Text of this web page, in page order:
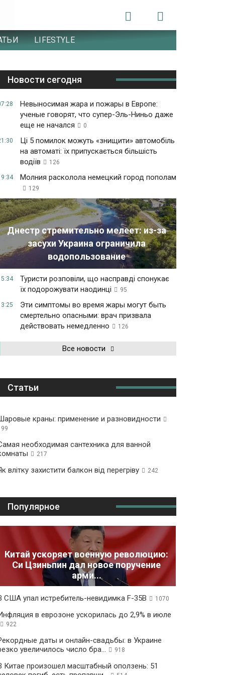
LIFESTYLE
Новости сегодня
Невыносимая жара и пожары в Европе:
ученые говорят, что супер-Эль-Ниньо даже
еще не начался
0
Ці 5 помилок можуть «знищити» автомобіль
на автоматі: їх припускається більшість
водіїв
126
Молния расколола немецкий город пополам
129
Днестр стремительно мелеет: из-за
засухи Украина ограничила
водопользование
Туристи розповіли, що насправді спонукає
їх подорожувати наодинці
95
Эти симптомы во время жары могут быть
смертельно опасными: врач призвала
действовать немедленно
126
Все новости
Статьи
краны: применение и разновидности
необходимая сантехника для ванной
217
влітку захистити балкон від перегріву 242
Популярное
Китай ускоряет военную революцию:
Си Цзиньпин дал новое поручение
арми...
США упал истребитель-невидимка F-35B 1070
в еврозоне ускорилась до 2,9% в июле
922
даты и онлайн-свадьбы: в Украине
увеличилось число бра...
918
Китае произошел масштабный оползень: 51